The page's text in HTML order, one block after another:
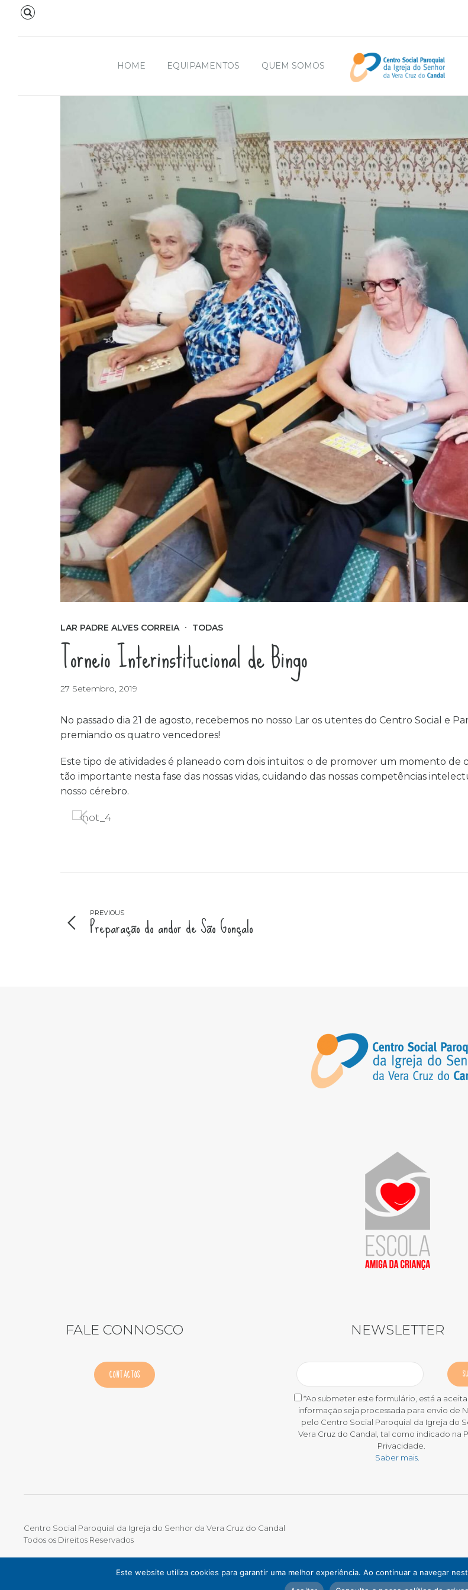
HOME EQUIPAMENTOS QUEM SOMOS
LAR PADRE ALVES CORREIA TODAS
Torneio Interinstitucional de Bingo
27 Setembro, 2019
No passado dia 21 de agosto, recebemos no nosso Lar os utentes do Centro Social e
premiando os quatro vencedores!
Este tipo de atividades é planeado com dois intuitos: o de promover um momento de
tão importante nesta fase das nossas vidas, cuidando das nossas competências
nosso cérebro.
PREVIOUS
Preparação do andor de São Gonçalo
FALE CONNOSCO
CONTACTOS
NEWSLETTER
*Ao submeter este formulário, está a
informação seja processada para envio de
pelo Centro Social Paroquial da Igreja do
Vera Cruz do Candal, tal como indicado na
Privacidade.
Saber mais.
Centro Social Paroquial da Igreja do Senhor da Vera Cruz do Candal
Todos os Direitos Reservados
Este website utiliza cookies para garantir uma melhor experiência. Ao continuar a navegar